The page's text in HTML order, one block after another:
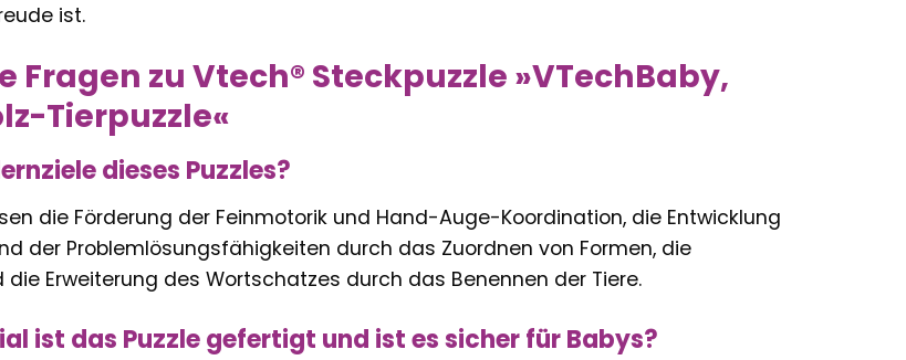
ist.
Fragen zu Vtech® Steckpuzzle »VTechBaby,
Tierpuzzle«
dieses Puzzles?
die Förderung der Feinmotorik und Hand-Auge-Koordination, die Entwicklung
der Problemlösungsfähigkeiten durch das Zuordnen von Formen, die
die Erweiterung des Wortschatzes durch das Benennen der Tiere.
ist das Puzzle gefertigt und ist es sicher für Babys?